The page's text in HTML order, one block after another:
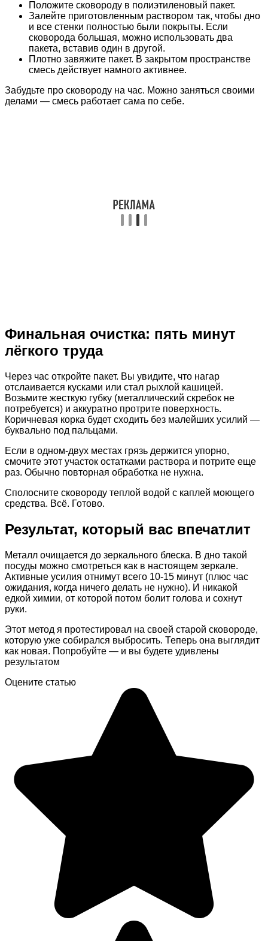
Положите сковороду в полиэтиленовый пакет.
Залейте приготовленным раствором так, чтобы дно
и все стенки полностью были покрыты. Если
сковорода большая, можно использовать два
пакета, вставив один в другой.
Плотно завяжите пакет. В закрытом пространстве
смесь действует намного активнее.
Забудьте про сковороду на час. Можно заняться своими
делами — смесь работает сама по себе.
Финальная очистка: пять минут
лёгкого труда
Через час откройте пакет. Вы увидите, что нагар
отслаивается кусками или стал рыхлой кашицей.
Возьмите жесткую губку (металлический скребок не
потребуется) и аккуратно протрите поверхность.
Коричневая корка будет сходить без малейших усилий —
буквально под пальцами.
Если в одном-двух местах грязь держится упорно,
смочите этот участок остатками раствора и потрите еще
раз. Обычно повторная обработка не нужна.
Сполосните сковороду теплой водой с каплей моющего
средства. Всё. Готово.
Результат, который вас впечатлит
Металл очищается до зеркального блеска. В дно такой
посуды можно смотреться как в настоящем зеркале.
Активные усилия отнимут всего 10-15 минут (плюс час
ожидания, когда ничего делать не нужно). И никакой
едкой химии, от которой потом болит голова и сохнут
руки.
Этот метод я протестировал на своей старой сковороде,
которую уже собирался выбросить. Теперь она выглядит
как новая. Попробуйте — и вы будете удивлены
результатом
Оцените статью